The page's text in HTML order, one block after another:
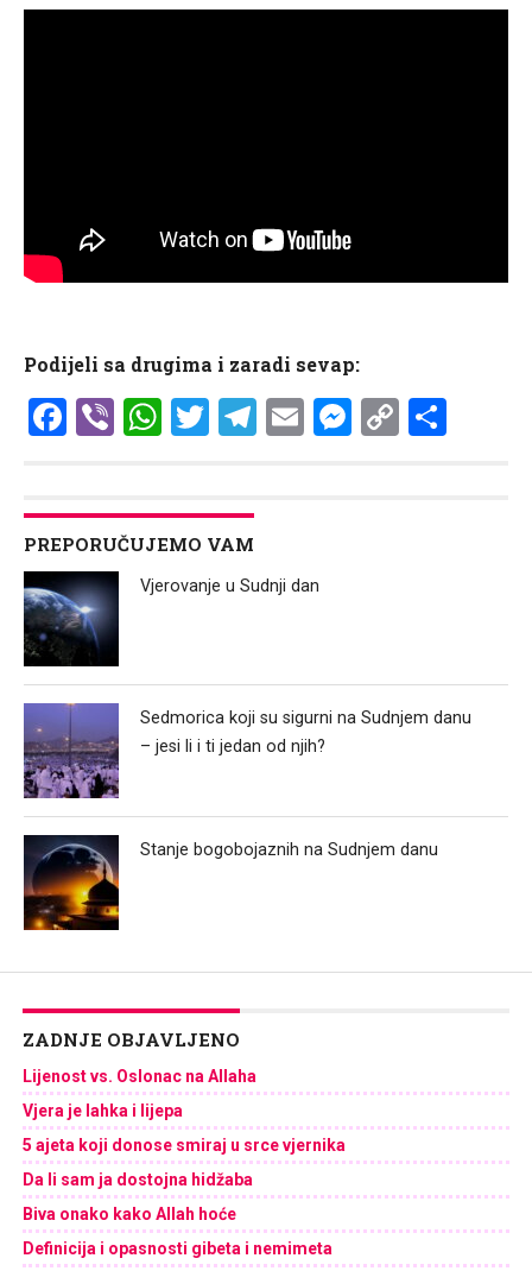
Podijeli sa drugima i zaradi sevap:
Facebook
ViberWhatsApp
Twitter
Telegram
EmailCopy
PREPORUČUJEMO VAM
Vjerovanje u Sudnji dan
Sedmorica koji su sigurni na Sudnjem danu
– jesi li i ti jedan od njih?
Stanje bogobojaznih na Sudnjem danu
ZADNJE OBJAVLJENO
Lijenost vs. Oslonac na Allaha
Vjera je lahka i lijepa
5 ajeta koji donose smiraj u srce vjernika
Da li sam ja dostojna hidžaba
Biva onako kako Allah hoće
Definicija i opasnosti gibeta i nemimeta